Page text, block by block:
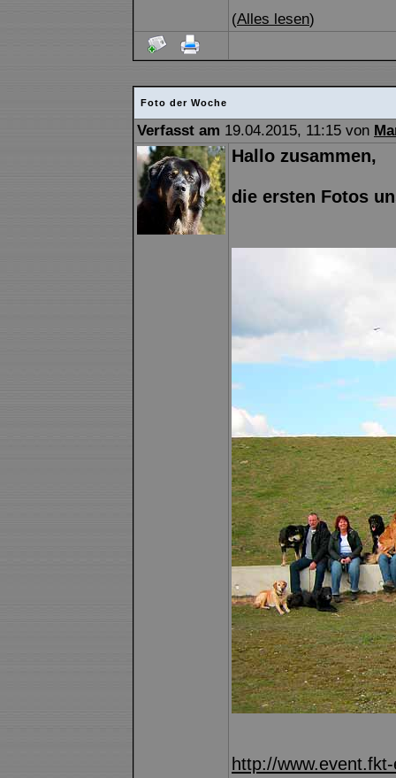
(Alles lesen)
Foto der Woche
Verfasst am 19.04.2015, 11:15 von
Hallo zusammen,
die ersten Fotos
http://